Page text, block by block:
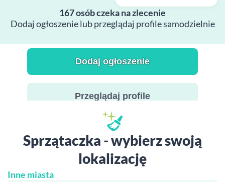
167 osób czeka na zlecenie
Dodaj ogłoszenie lub przeglądaj profile samodzielnie
Dodaj ogłoszenie
Przeglądaj profile
Sprzątaczka - wybierz swoją
lokalizację
Inne miasta